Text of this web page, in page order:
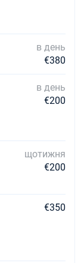
в день
€380
в день
€200
щотижня
€200
€350